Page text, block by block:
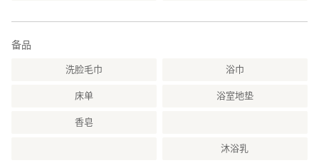
备品
洗脸毛巾 浴巾
床单 浴室地垫
香皂
沐浴乳